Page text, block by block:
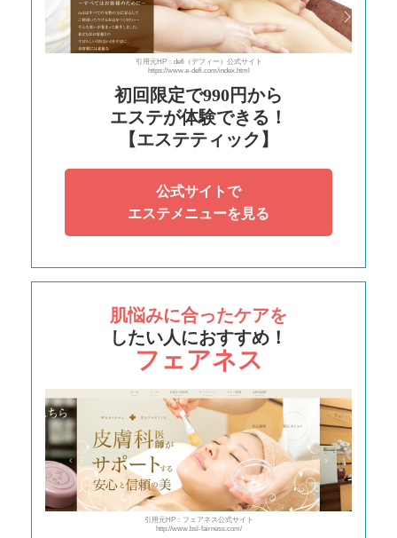
引用元HP：defi（デフィー）公式サイト
https://www.e-defi.com/index.html
初回限定で990円から
エステが体験できる！
【エステティック】
公式サイトで
エステメニューを見る
肌悩みに合ったケアを
したい人におすすめ！
フェアネス
引用元HP：フェアネス公式サイト
http://www.bsl-fairness.com/